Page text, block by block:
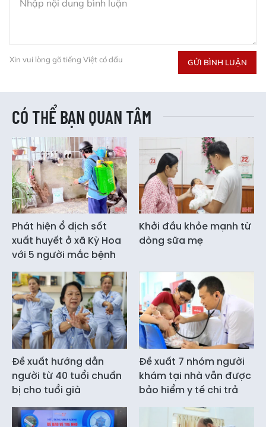
Xin vui lòng gõ tiếng Việt có dấu GỬI BÌNH LUẬN
CÓ THỂ BẠN QUAN TÂM
Phát hiện ổ dịch sốt
xuất huyết ở xã Kỳ Hoa
với 5 người mắc bệnh
Khởi đầu khỏe mạnh từ
dòng sữa mẹ
Đề xuất hướng dẫn
người từ 40 tuổi chuẩn
bị cho tuổi già
Đề xuất 7 nhóm người
khám tại nhà vẫn được
bảo hiểm y tế chi trả